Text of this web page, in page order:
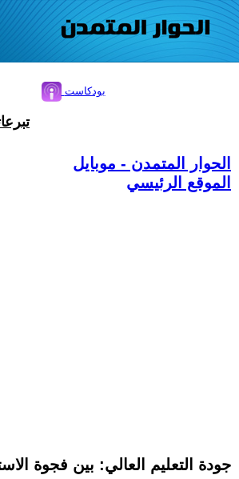
بودكاست
الحوار المتمدن - موبايل
الموقع الرئيسي
جودة التعليم العالي: بين فجوة